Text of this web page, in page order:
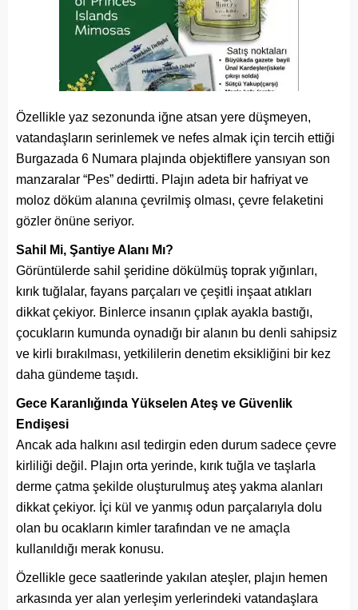
Özellikle yaz sezonunda iğne atsan yere düşmeyen,
vatandaşların serinlemek ve nefes almak için tercih ettiği
Burgazada 6 Numara plajında objektiflere yansıyan son
manzaralar “Pes” dedirtti. Plajın adeta bir hafriyat ve
moloz döküm alanına çevrilmiş olması, çevre felaketini
gözler önüne seriyor.
Sahil Mi, Şantiye Alanı Mı?
Görüntülerde sahil şeridine dökülmüş toprak yığınları,
kırık tuğlalar, fayans parçaları ve çeşitli inşaat atıkları
dikkat çekiyor. Binlerce insanın çıplak ayakla bastığı,
çocukların kumunda oynadığı bir alanın bu denli sahipsiz
ve kirli bırakılması, yetkililerin denetim eksikliğini bir kez
daha gündeme taşıdı.
Gece Karanlığında Yükselen Ateş ve Güvenlik
Endişesi
Ancak ada halkını asıl tedirgin eden durum sadece çevre
kirliliği değil. Plajın orta yerinde, kırık tuğla ve taşlarla
derme çatma şekilde oluşturulmuş ateş yakma alanları
dikkat çekiyor. İçi kül ve yanmış odun parçalarıyla dolu
olan bu ocakların kimler tarafından ve ne amaçla
kullanıldığı merak konusu.
Özellikle gece saatlerinde yakılan ateşler, plajın hemen
arkasında yer alan yerleşim yerlerindeki vatandaşlara